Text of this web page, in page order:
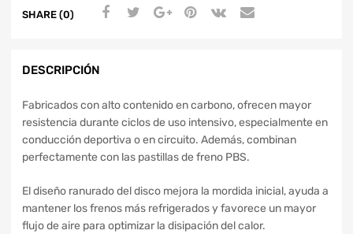
SHARE (0)
DESCRIPCIÓN
Fabricados con alto contenido en carbono, ofrecen mayor
resistencia durante ciclos de uso intensivo, especialmente en
conducción deportiva o en circuito. Además, combinan
perfectamente con las pastillas de freno PBS.
El diseño ranurado del disco mejora la mordida inicial, ayuda a
mantener los frenos más refrigerados y favorece un mayor
flujo de aire para optimizar la disipación del calor.